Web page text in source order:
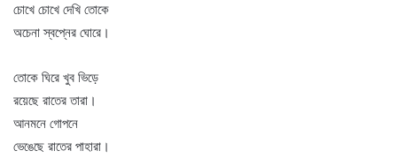
চোখে চোখে দেখি তোকে
অচেনা স্বপ্নের ঘোরে।
তোকে ঘিরে খুব ভিড়ে
রয়েছে রাতের তারা।
আনমনে গোপনে
ভেঙেছে রাতের পাহারা।